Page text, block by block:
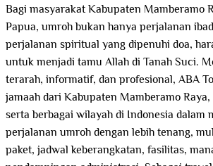
Bagi masyarakat Kabupaten Mamberamo
Papua, umroh bukan hanya perjalanan
perjalanan spiritual yang dipenuhi doa,
untuk menjadi tamu Allah di Tanah Suci.
terarah, informatif, dan profesional, ABA
jamaah dari Kabupaten Mamberamo
serta berbagai wilayah di Indonesia dalam
perjalanan umroh dengan lebih tenang,
paket, jadwal keberangkatan, fasilitas,